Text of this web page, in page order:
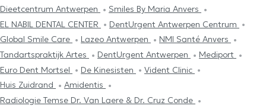
Dieetcentrum Antwerpen
Smiles By Maria Anvers
EL NABIL DENTAL CENTER
DentUrgent Antwerpen Centrum
Global Smile Care
Lazeo Antwerpen
NMI Santé Anvers
Tandartspraktijk Artes
DentUrgent Antwerpen
Mediport
Euro Dent Mortsel
De Kinesisten
Vident Clinic
Huis Zuidrand
Amidentis
Radiologie Temse Dr. Van Laere & Dr. Cruz Conde